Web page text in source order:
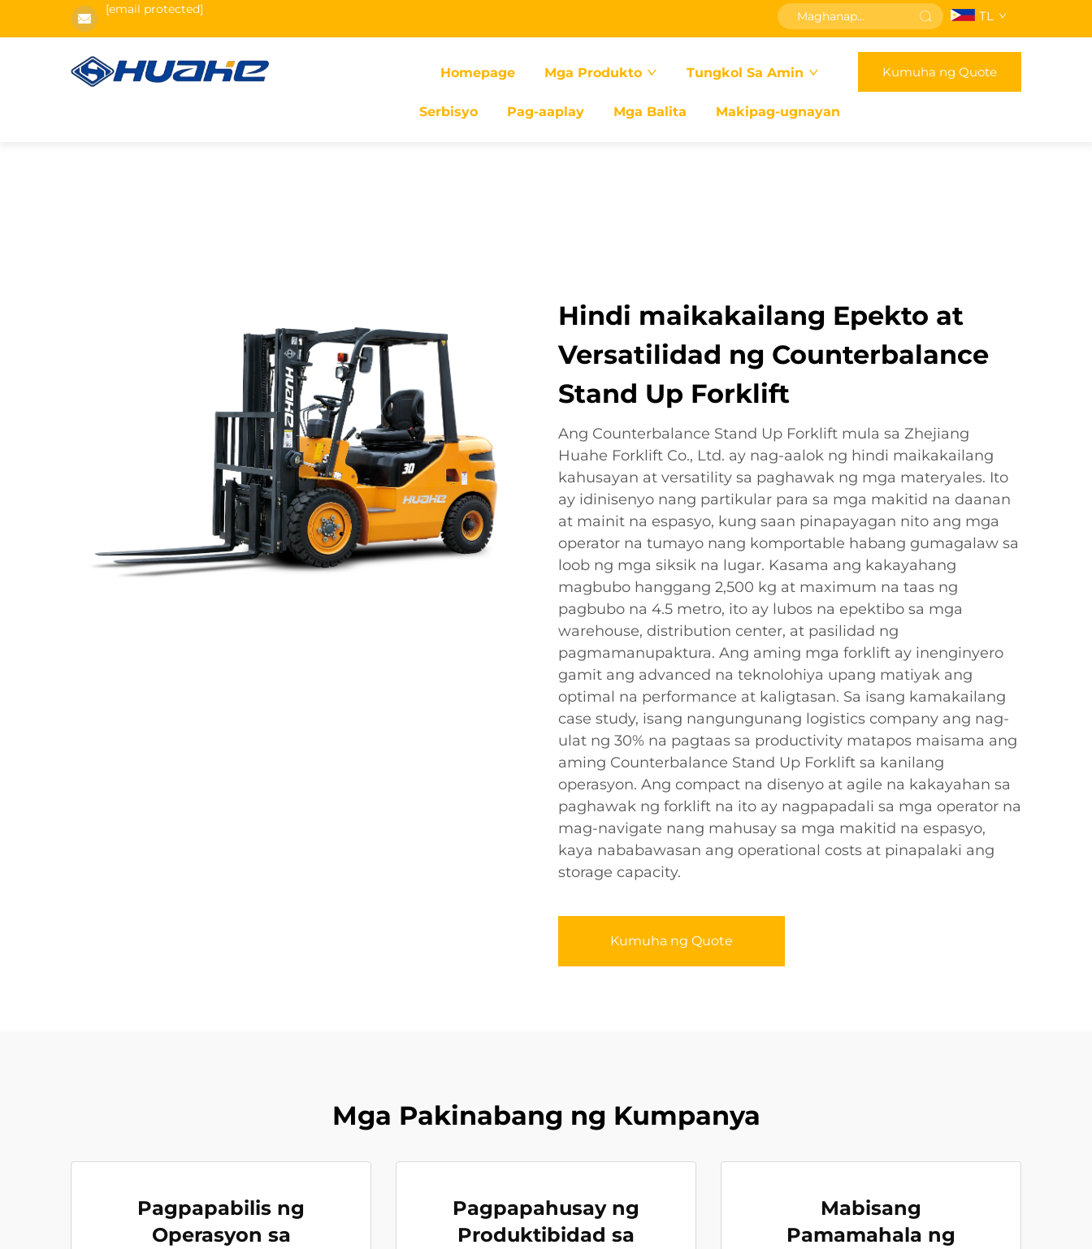
[email protected] TL
Homepage Mga Produkto Tungkol Sa Amin
Serbisyo Pag-aaplay Mga Balita Makipag-ugnayan
Kumuha ng Quote
Hindi maikakailang Epekto at
Versatilidad ng Counterbalance
Stand Up Forklift
Ang Counterbalance Stand Up Forklift mula sa Zhejiang
Huahe Forklift Co., Ltd. ay nag-aalok ng hindi maikakailang
kahusayan at versatility sa paghawak ng mga materyales. Ito
ay idinisenyo nang partikular para sa mga makitid na daanan
at mainit na espasyo, kung saan pinapayagan nito ang mga
operator na tumayo nang komportable habang gumagalaw sa
loob ng mga siksik na lugar. Kasama ang kakayahang
magbubo hanggang 2,500 kg at maximum na taas ng
pagbubo na 4.5 metro, ito ay lubos na epektibo sa mga
warehouse, distribution center, at pasilidad ng
pagmamanupaktura. Ang aming mga forklift ay inenginyero
gamit ang advanced na teknolohiya upang matiyak ang
optimal na performance at kaligtasan. Sa isang kamakailang
case study, isang nangungunang logistics company ang nag-
ulat ng 30% na pagtaas sa productivity matapos maisama ang
aming Counterbalance Stand Up Forklift sa kanilang
operasyon. Ang compact na disenyo at agile na kakayahan sa
paghawak ng forklift na ito ay nagpapadali sa mga operator na
mag-navigate nang mahusay sa mga makitid na espasyo,
kaya nababawasan ang operational costs at pinapalaki ang
storage capacity.
Kumuha ng Quote
Mga Pakinabang ng Kumpanya
Pagpapabilis ng
Operasyon sa
Pagpapahusay ng
Produktibidad sa
Mabisang
Pamamahala ng